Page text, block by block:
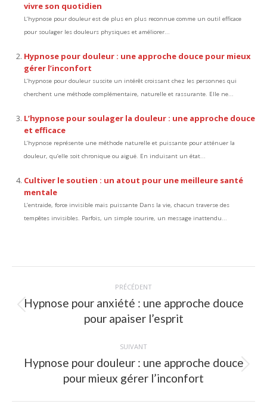
vivre son quotidien
L’hypnose pour douleur est de plus en plus reconnue comme un outil efficace
pour soulager les douleurs physiques et améliorer...
Hypnose pour douleur : une approche douce pour mieux
gérer l’inconfort
L’hypnose pour douleur suscite un intérêt croissant chez les personnes qui
cherchent une méthode complémentaire, naturelle et rassurante. Elle ne...
L’hypnose pour soulager la douleur : une approche douce
et efficace
L’hypnose représente une méthode naturelle et puissante pour atténuer la
douleur, qu’elle soit chronique ou aiguë. En induisant un état...
Cultiver le soutien : un atout pour une meilleure santé
mentale
L’entraide, force invisible mais puissante Dans la vie, chacun traverse des
tempêtes invisibles. Parfois, un simple sourire, un message inattendu...
PRÉCÉDENT
Article
précédent
Hypnose pour anxiété : une approche douce
pour apaiser l’esprit
SUIVANT
Article
suivant
Hypnose pour douleur : une approche douce
pour mieux gérer l’inconfort